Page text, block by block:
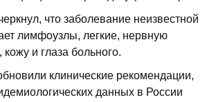
что заболевание неизвестной
лимфоузлы, легкие, нервную
кожу и глаза больного.
клинические рекомендации,
данных в России